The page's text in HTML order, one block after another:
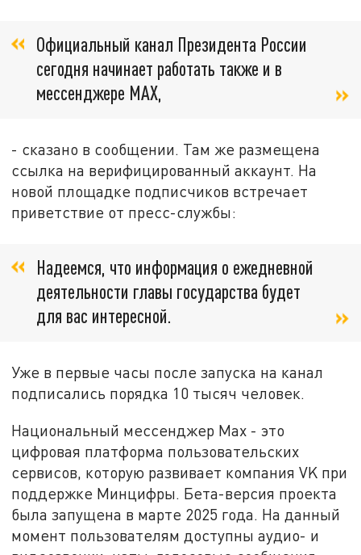
Официальный канал Президента России
сегодня начинает работать также и в
мессенджере MAX,
- сказано в сообщении. Там же размещена
ссылка на верифицированный аккаунт. На
новой площадке подписчиков встречает
приветствие от пресс-службы:
Надеемся, что информация о ежедневной
деятельности главы государства будет
для вас интересной.
Уже в первые часы после запуска на канал
подписались порядка 10 тысяч человек.
Национальный мессенджер Max - это
цифровая платформа пользовательских
сервисов, которую развивает компания VK при
поддержке Минцифры. Бета-версия проекта
была запущена в марте 2025 года. На данный
момент пользователям доступны аудио- и